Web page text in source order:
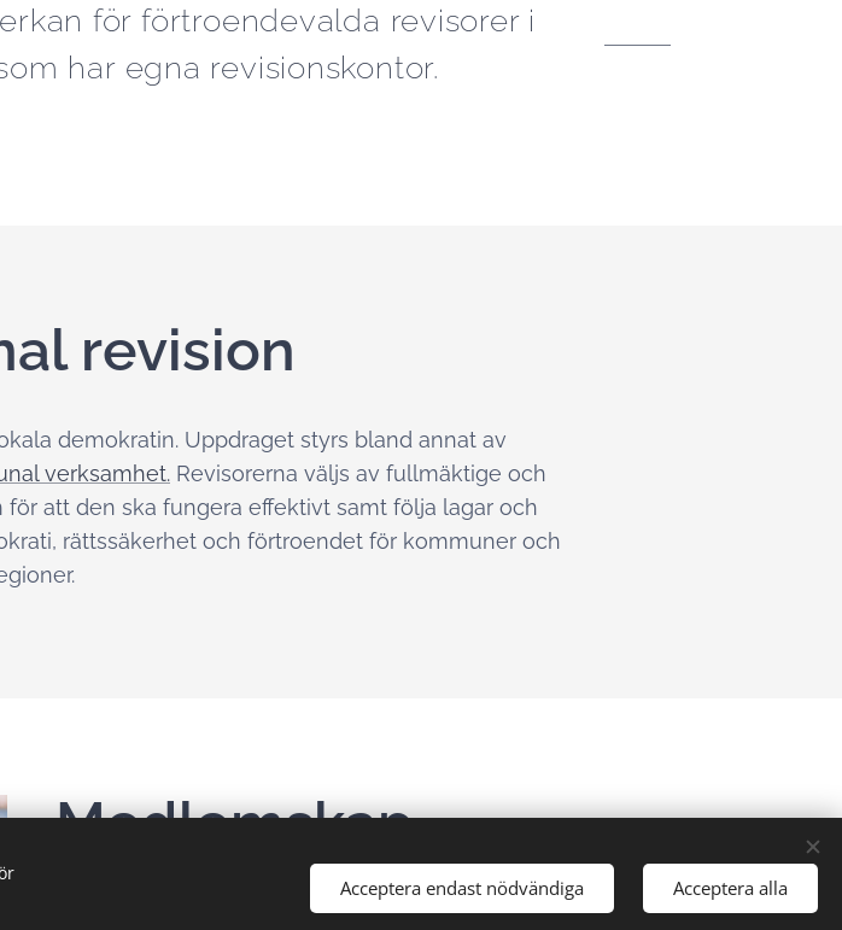
för förtroendevalda revisorer i
har egna revisionskontor.
revision
demokratin. Uppdraget styrs bland annat av
verksamhet. Revisorerna väljs av fullmäktige och
att den ska fungera effektivt samt följa lagar och
rättssäkerhet och förtroendet för kommuner och
Medlemskap
Kommuner och regioner som har egna revisionskontor kan
Acceptera endast nödvändiga Acceptera alla